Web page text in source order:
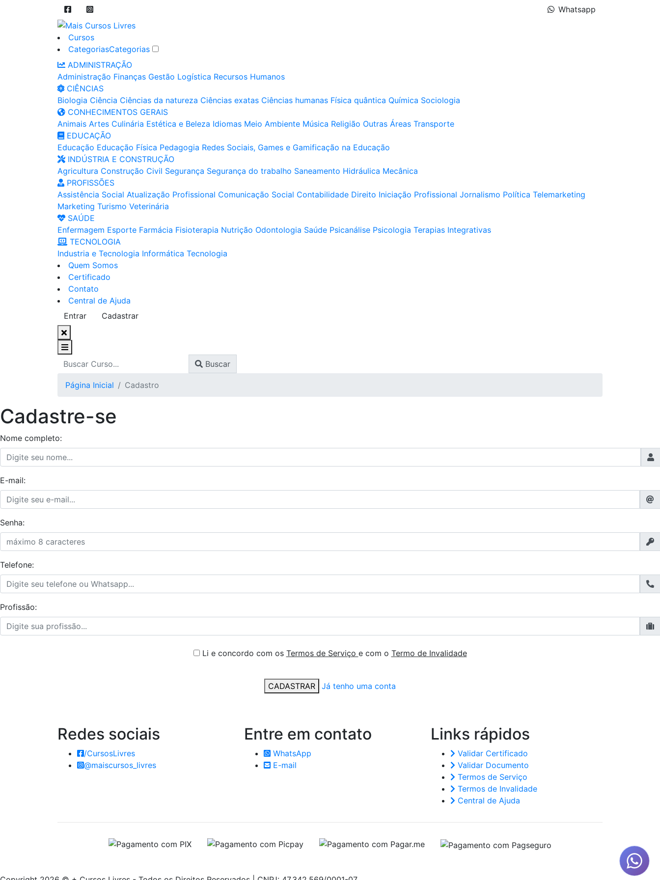
Whatsapp
Cursos
CategoriasCategorias
ADMINISTRAÇÃO
Administração Finanças Gestão Logística Recursos Humanos
CIÊNCIAS
Biologia Ciência Ciências da natureza Ciências exatas Ciências humanas Física quântica Química Sociologia
CONHECIMENTOS GERAIS
Animais Artes Culinária Estética e Beleza Idiomas Meio Ambiente Música Religião Outras Áreas Transporte
EDUCAÇÃO
Educação Educação Física Pedagogia Redes Sociais, Games e Gamificação na Educação
INDÚSTRIA E CONSTRUÇÃO
Agricultura Construção Civil Segurança Segurança do trabalho Saneamento Hidráulica Mecânica
PROFISSÕES
Assistência Social Atualização Profissional Comunicação Social Contabilidade Direito Iniciação Profissional Jornalismo Política Telemarketing
Marketing Turismo Veterinária
SAÚDE
Enfermagem Esporte Farmácia Fisioterapia Nutrição Odontologia Saúde Psicanálise Psicologia Terapias Integrativas
TECNOLOGIA
Industria e Tecnologia Informática Tecnologia
Quem Somos
Certificado
Contato
Central de Ajuda
Entrar
Cadastrar
Buscar
Página Inicial Cadastro
Cadastre-se
Nome completo:
E-mail:
Senha:
Telefone:
Profissão:
Li e concordo com os Termos de Serviço e com o Termo de Invalidade
CADASTRAR Já tenho uma conta
Redes sociais
/CursosLivres
@maiscursos_livres
Entre em contato
WhatsApp
E-mail
Links rápidos
Validar Certificado
Validar Documento
Termos de Serviço
Termos de Invalidade
Central de Ajuda